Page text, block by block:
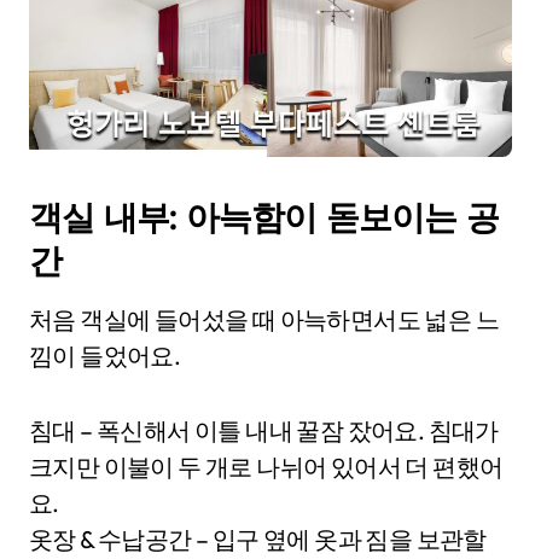
객실 내부: 아늑함이 돋보이는 공
간
처음 객실에 들어섰을 때 아늑하면서도 넓은 느
낌이 들었어요.
침대 – 폭신해서 이틀 내내 꿀잠 잤어요. 침대가
크지만 이불이 두 개로 나뉘어 있어서 더 편했어
요.
옷장 & 수납공간 – 입구 옆에 옷과 짐을 보관할